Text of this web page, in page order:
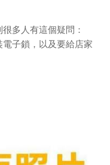
多人有這個疑問：
子鎖，以及要給店家